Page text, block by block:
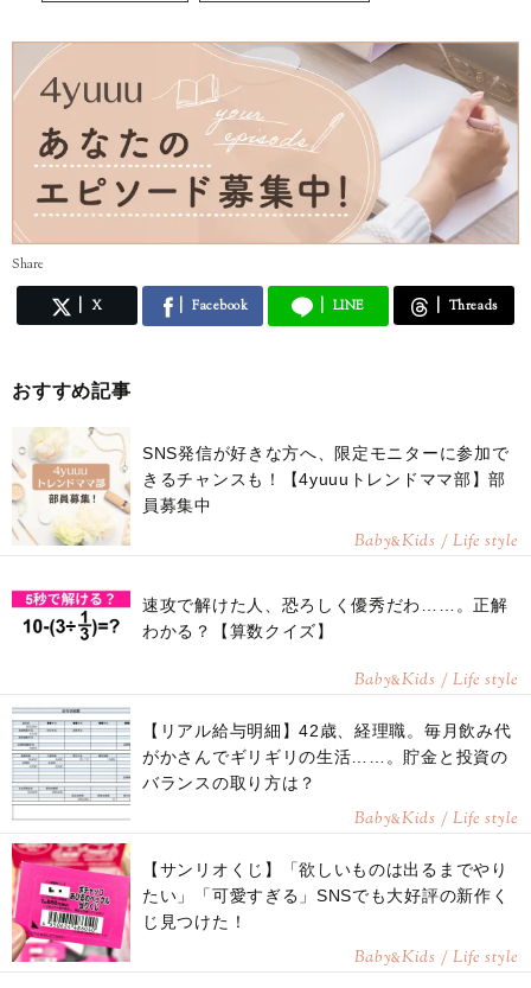
◆Instagram
https://www.instagram.com/kotobuki.channel_diy/
Share
X Facebook LINE Threads
おすすめ記事
SNS発信が好きな方へ、限定モニターに参加で
きるチャンスも！【4yuuuトレンドママ部】部
員募集中
Baby&Kids / Life style
速攻で解けた人、恐ろしく優秀だわ……。正解
わかる？【算数クイズ】
Baby&Kids / Life style
【リアル給与明細】42歳、経理職。毎月飲み代
がかさんでギリギリの生活……。貯金と投資の
バランスの取り方は？
Baby&Kids / Life style
【サンリオくじ】「欲しいものは出るまでやり
たい」「可愛すぎる」SNSでも大好評の新作く
じ見つけた！
Baby&Kids / Life style